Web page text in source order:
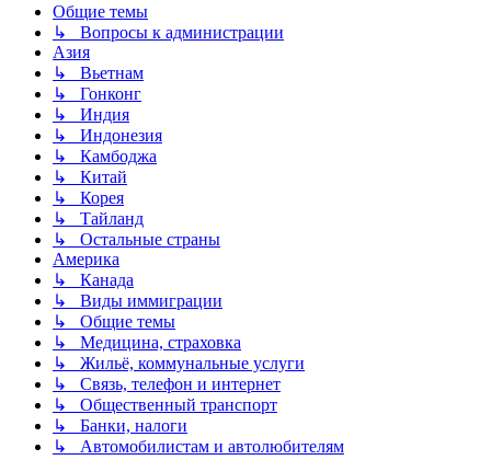
Общие темы
↳ Вопросы к администрации
Азия
↳ Вьетнам
↳ Гонконг
↳ Индия
↳ Индонезия
↳ Камбоджа
↳ Китай
↳ Корея
↳ Тайланд
↳ Остальные страны
Америка
↳ Канада
↳ Виды иммиграции
↳ Общие темы
↳ Медицина, страховка
↳ Жильё, коммунальные услуги
↳ Связь, телефон и интернет
↳ Общественный транспорт
↳ Банки, налоги
↳ Автомобилистам и автолюбителям